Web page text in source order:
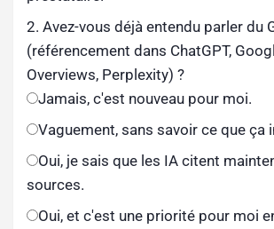
2. Avez-vous déjà entendu parler du
(référencement dans ChatGPT,
Overviews, Perplexity) ?
Jamais, c'est nouveau pour moi.
Vaguement, sans savoir ce que ça
Oui, je sais que les IA citent
sources.
Oui, et c'est une priorité pour moi